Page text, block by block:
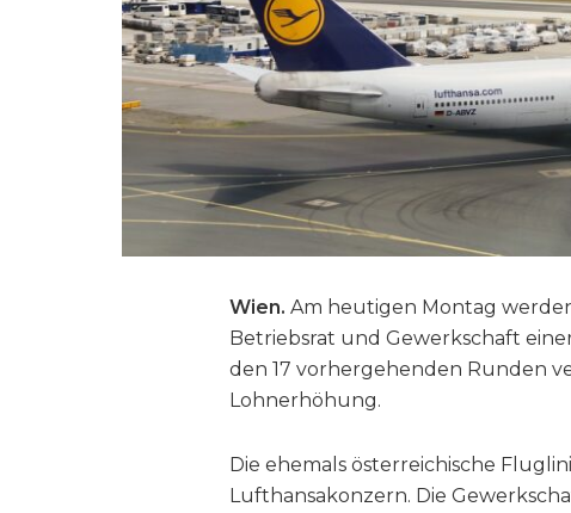
Wien. Am heutigen Montag
Betriebsrat und Gewerkschaft
den 17 vorhergehenden Runden
Lohnerhöhung.
Die ehemals österreichische
Lufthansakonzern. Die